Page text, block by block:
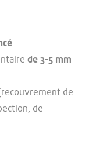
de 3-5 mm
de
de